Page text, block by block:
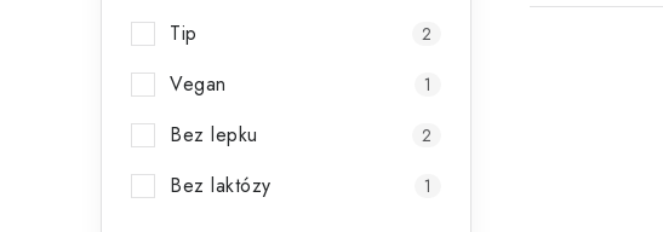
Tip 2
Vegan 1
Bez lepku 2
Bez laktózy 1